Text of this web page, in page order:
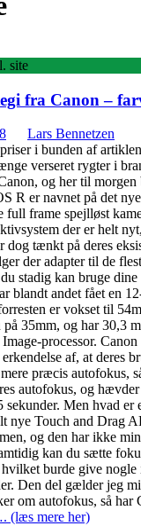
site
fra Canon –
Lars Bennetzen
i bunden af
verseret rygter i
og her til
R er navnet på det
full frame spejlløst
der er helt
dog tænkt på deres
der adapter til de
stadig kan bruge dine
blandt andet fået en
er vokset til
på 35mm, og har 30,3
processor. Canon
af, at deres
præcis autofokus,
autofokus, og
sekunder. Men hvad er
nye Touch and Drag
og den har ikke
kan du sætte
burde give nogle
Den del gælder jeg
om autofokus, så
(læs mere her)